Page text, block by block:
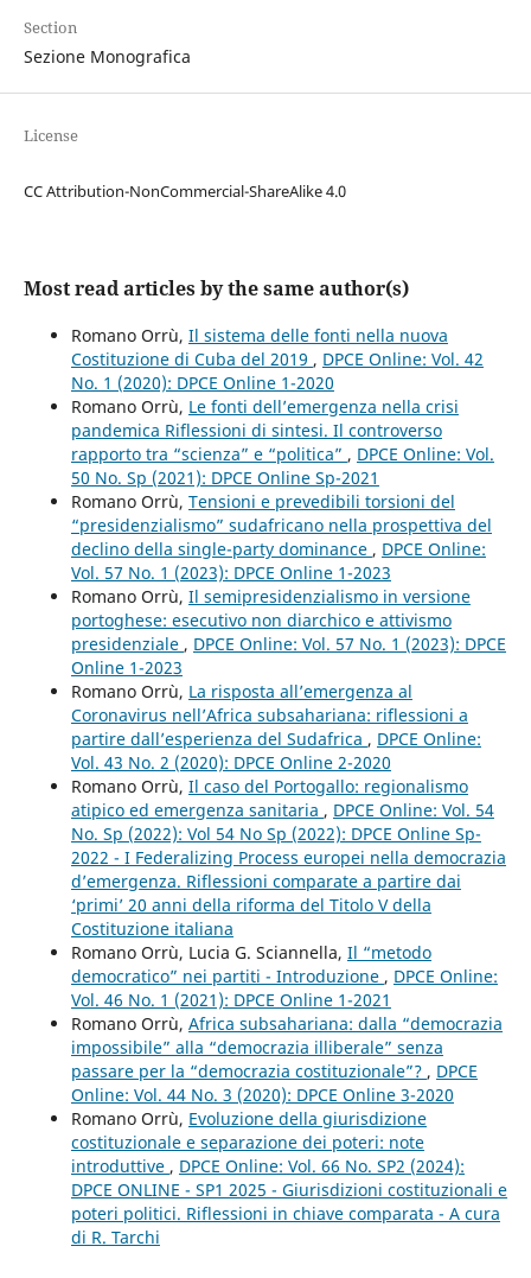
Section
Sezione Monografica
License
CC Attribution-NonCommercial-ShareAlike 4.0
Most read articles by the same author(s)
Romano Orrù, Il sistema delle fonti nella nuova
Costituzione di Cuba del 2019 , DPCE Online: Vol. 42
No. 1 (2020): DPCE Online 1-2020
Romano Orrù, Le fonti dell’emergenza nella crisi
pandemica Riflessioni di sintesi. Il controverso
rapporto tra “scienza” e “politica” , DPCE Online: Vol.
50 No. Sp (2021): DPCE Online Sp-2021
Romano Orrù, Tensioni e prevedibili torsioni del
“presidenzialismo” sudafricano nella prospettiva del
declino della single-party dominance , DPCE Online:
Vol. 57 No. 1 (2023): DPCE Online 1-2023
Romano Orrù, Il semipresidenzialismo in versione
portoghese: esecutivo non diarchico e attivismo
presidenziale , DPCE Online: Vol. 57 No. 1 (2023): DPCE
Online 1-2023
Romano Orrù, La risposta all’emergenza al
Coronavirus nell’Africa subsahariana: riflessioni a
partire dall’esperienza del Sudafrica , DPCE Online:
Vol. 43 No. 2 (2020): DPCE Online 2-2020
Romano Orrù, Il caso del Portogallo: regionalismo
atipico ed emergenza sanitaria , DPCE Online: Vol. 54
No. Sp (2022): Vol 54 No Sp (2022): DPCE Online Sp-
2022 - I Federalizing Process europei nella democrazia
d’emergenza. Riflessioni comparate a partire dai
‘primi’ 20 anni della riforma del Titolo V della
Costituzione italiana
Romano Orrù, Lucia G. Sciannella, Il “metodo
democratico” nei partiti - Introduzione , DPCE Online:
Vol. 46 No. 1 (2021): DPCE Online 1-2021
Romano Orrù, Africa subsahariana: dalla “democrazia
impossibile” alla “democrazia illiberale” senza
passare per la “democrazia costituzionale”? , DPCE
Online: Vol. 44 No. 3 (2020): DPCE Online 3-2020
Romano Orrù, Evoluzione della giurisdizione
costituzionale e separazione dei poteri: note
introduttive , DPCE Online: Vol. 66 No. SP2 (2024):
DPCE ONLINE - SP1 2025 - Giurisdizioni costituzionali e
poteri politici. Riflessioni in chiave comparata - A cura
di R. Tarchi